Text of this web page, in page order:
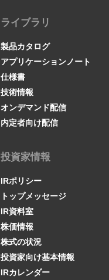
ライブラリ
製品カタログ
アプリケーションノート
仕様書
技術情報
オンデマンド配信
内定者向け配信
投資家情報
IRポリシー
トップメッセージ
IR資料室
株価情報
株式の状況
投資家向け基本情報
IRカレンダー